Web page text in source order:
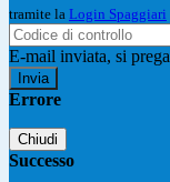
tramite la Login Spaggiari
E-mail inviata, si
Errore
Chiudi
Successo